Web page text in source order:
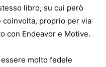
libro, su cui però
coinvolta, proprio per via
con Endeavor e Motive.
molto fedele